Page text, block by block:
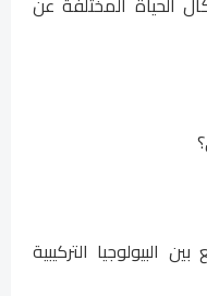
التركيبية